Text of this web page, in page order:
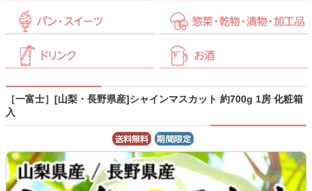
［一富士］[山梨・長野県産]シャインマスカット 約700g 1房 化粧箱
入